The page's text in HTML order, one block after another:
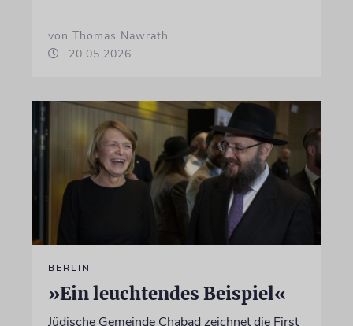
von Thomas Nawrath
20.05.2026
BERLIN
»Ein leuchtendes Beispiel«
Jüdische Gemeinde Chabad zeichnet die First